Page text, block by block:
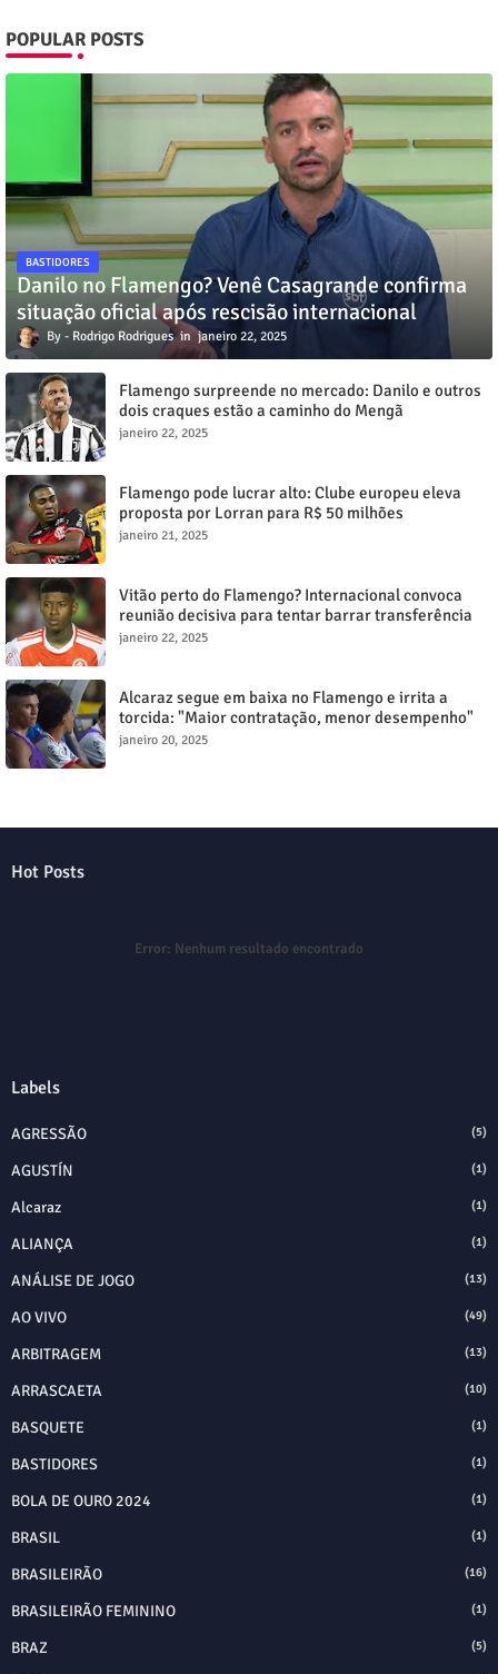
POPULAR POSTS
BASTIDORES
Danilo no Flamengo? Venê Casagrande confirma
situação oficial após rescisão internacional
Rodrigo Rodrigues janeiro 22, 2025
Flamengo surpreende no mercado: Danilo e outros
dois craques estão a caminho do Mengã
janeiro 22, 2025
Flamengo pode lucrar alto: Clube europeu eleva
proposta por Lorran para R$ 50 milhões
janeiro 21, 2025
Vitão perto do Flamengo? Internacional convoca
reunião decisiva para tentar barrar transferência
milionária
janeiro 22, 2025
Alcaraz segue em baixa no Flamengo e irrita a
torcida: "Maior contratação, menor desempenho"
janeiro 20, 2025
Hot Posts
Error: Nenhum resultado encontrado
Labels
AGRESSÃO (5)
AGUSTÍN (1)
Alcaraz (1)
ALIANÇA (1)
ANÁLISE DE JOGO (13)
AO VIVO (49)
ARBITRAGEM (13)
ARRASCAETA (10)
BASQUETE (1)
BASTIDORES (1)
BOLA DE OURO 2024 (1)
BRASIL (1)
BRASILEIRÃO (16)
BRASILEIRÃO FEMININO (1)
BRAZ (5)